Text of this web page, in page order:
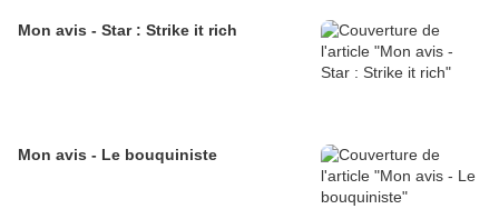
Mon avis - Star : Strike it rich
Mon avis - Le bouquiniste